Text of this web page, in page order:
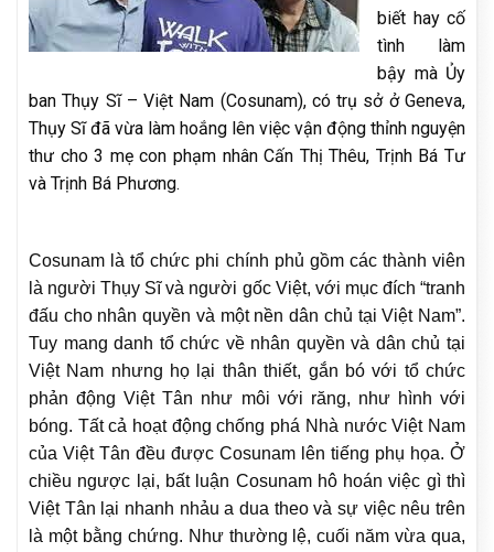
biết hay cố
tình làm
bậy mà Ủy
ban Thụy Sĩ – Việt Nam (Cosunam), có trụ sở ở Geneva,
Thụy Sĩ đã vừa làm hoắng lên việc vận động thỉnh nguyện
thư cho 3 mẹ con phạm nhân Cấn Thị Thêu, Trịnh Bá Tư
và Trịnh Bá Phương.
Cosunam là tổ chức phi chính phủ gồm các thành viên
là người Thụy Sĩ và người gốc Việt, với mục đích “tranh
đấu cho nhân quyền và một nền dân chủ tại Việt Nam”.
Tuy mang danh tổ chức về nhân quyền và dân chủ tại
Việt Nam nhưng họ lại thân thiết, gắn bó với tổ chức
phản động Việt Tân như môi với răng, như hình với
bóng. Tất cả hoạt động chống phá Nhà nước Việt Nam
của Việt Tân đều được Cosunam lên tiếng phụ họa. Ở
chiều ngược lại, bất luận Cosunam hô hoán việc gì thì
Việt Tân lại nhanh nhảu a dua theo và sự việc nêu trên
là một bằng chứng. Như thường lệ, cuối năm vừa qua,